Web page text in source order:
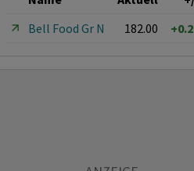
Bell Food Gr N
182.00